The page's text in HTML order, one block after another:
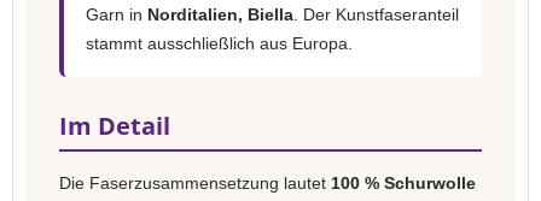
Garn in Norditalien, Biella . Der Kunstfaseranteil
stammt ausschließlich aus Europa.
Im Detail
Die Faserzusammensetzung lautet 100 % Schurwolle